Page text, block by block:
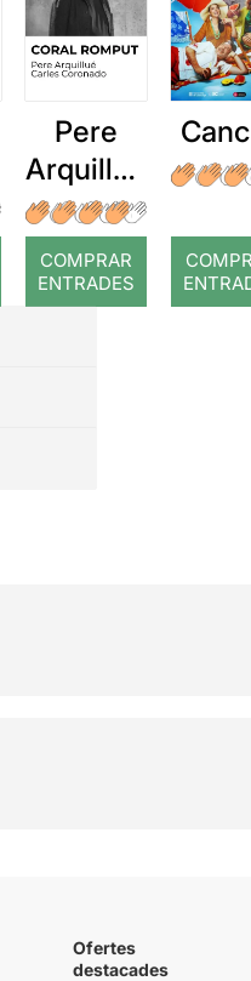
Pere
Arquillué
: Coral
romput
COMPRAR
ENTRADES
Ofertes
destacades